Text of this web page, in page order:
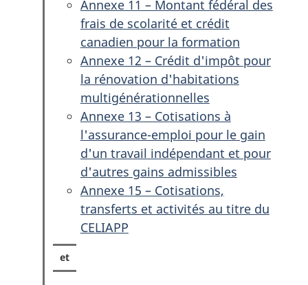
Annexe 11 – Montant fédéral des
frais de scolarité et crédit
canadien pour la formation
Annexe 12 – Crédit d'impôt pour
la rénovation d'habitations
multigénérationnelles
Annexe 13 – Cotisations à
l'assurance-emploi pour le gain
d'un travail indépendant et pour
d'autres gains admissibles
Annexe 15 – Cotisations,
transferts et activités au titre du
CELIAPP